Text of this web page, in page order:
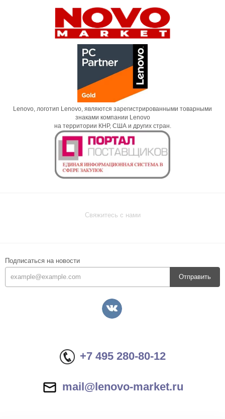
Lenovo, логотип Lenovo, являются зарегистрированными товарными
знаками компании Lenovo
на территории КНР, США и других стран.
Свяжитесь с нами
Подписаться на новости
Отправить
+7 495 280-80-12
mail@lenovo-market.ru